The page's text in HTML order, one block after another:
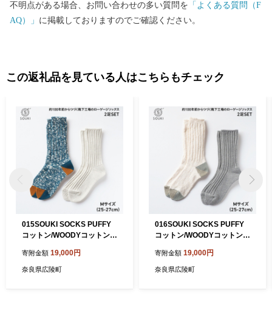
不明点がある場合、お問い合わせの多い質問を 「よくある質問（F
AQ）」 に掲載しておりますのでご確認ください。
この返礼品を見ている人はこちらもチェック
015SOUKI SOCKS PUFFY
コットン/WOODYコットンス
寄附金額 19,000円
奈良県広陵町
016SOUKI SOCKS PUFFY
コットン/WOODYコットンス
寄附金額 19,000円
奈良県広陵町